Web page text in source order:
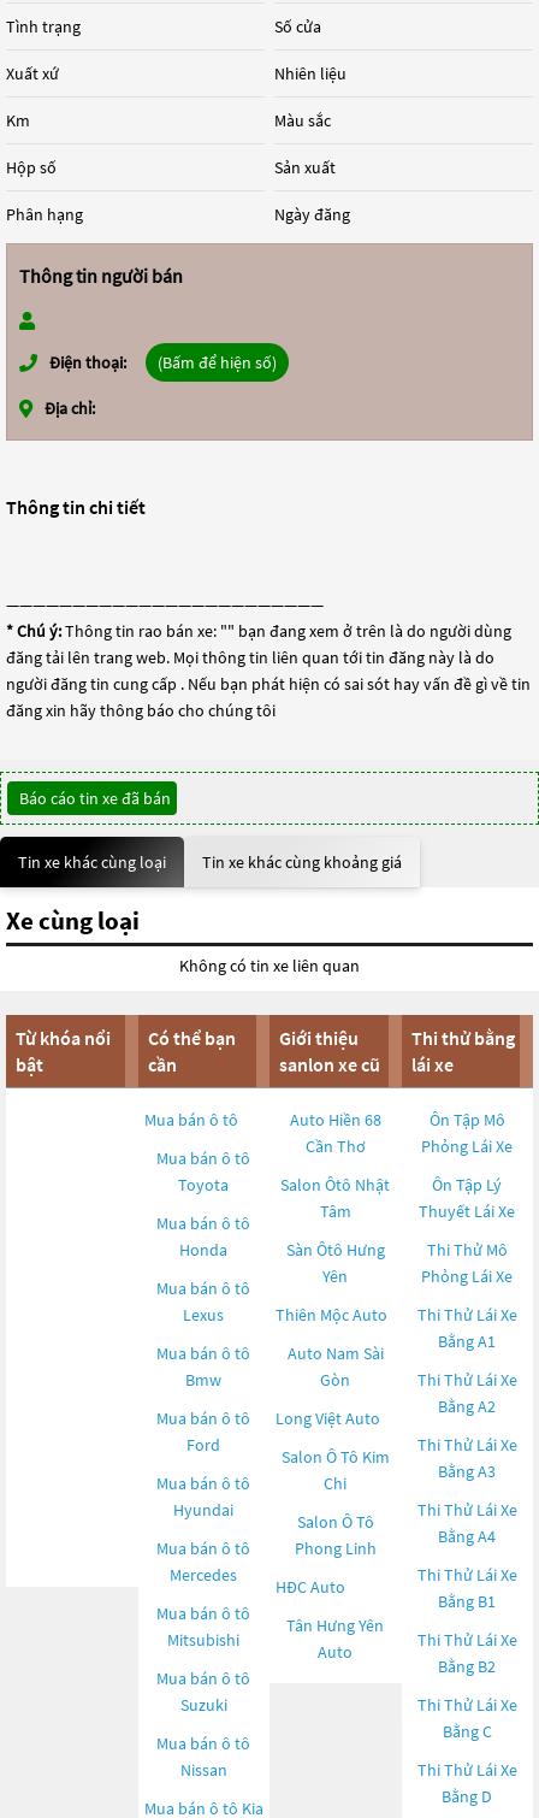
Tình trạng
Xuất xứ
Km
Hộp số
Phân hạng
Số cửa
Nhiên liệu
Màu sắc
Sản xuất
Ngày đăng
Thông tin người bán
Điện thoại: (Bấm để hiện số)
Địa chỉ:
Thông tin chi tiết
————————————————————————
* Chú ý:Thông tin rao bán xe: "" bạn đang xem ở trên là do người dùng
đăng tải lên trang web. Mọi thông tin liên quan tới tin đăng này là do
người đăng tin cung cấp . Nếu bạn phát hiện có sai sót hay vấn đề gì về tin
đăng xin hãy thông báo cho chúng tôi
Báo cáo tin xe đã bán
Tin xe khác cùng loại Tin xe khác cùng khoảng giá
Xe cùng loại
Không có tin xe liên quan
Từ khóa nổi
bật
Có thể bạn
cần
Mua bán ô tô
Mua bán ô tô
Toyota
Mua bán ô tô
Honda
Mua bán ô tô
Lexus
Mua bán ô tô
Bmw
Mua bán ô tô
Ford
Mua bán ô tô
Hyundai
Mua bán ô tô
Mercedes
Mua bán ô tô
Mitsubishi
Mua bán ô tô
Suzuki
Mua bán ô tô
Nissan
Mua bán ô tô Kia
Giới thiệu
sanlon xe cũ
Auto Hiền 68
Cần Thơ
Salon Ôtô Nhật
Tâm
Sàn Ôtô Hưng
Yên
Thiên Mộc Auto
Auto Nam Sài
Gòn
Long Việt Auto
Salon Ô Tô Kim
Chi
Salon Ô Tô
Phong Linh
HĐC Auto
Tân Hưng Yên
Auto
Thi thử bằng
lái xe
Ôn Tập Mô
Phỏng Lái Xe
Ôn Tập Lý
Thuyết Lái Xe
Thi Thử Mô
Phỏng Lái Xe
Thi Thử Lái Xe
Bằng A1
Thi Thử Lái Xe
Bằng A2
Thi Thử Lái Xe
Bằng A3
Thi Thử Lái Xe
Bằng A4
Thi Thử Lái Xe
Bằng B1
Thi Thử Lái Xe
Bằng B2
Thi Thử Lái Xe
Bằng C
Thi Thử Lái Xe
Bằng D